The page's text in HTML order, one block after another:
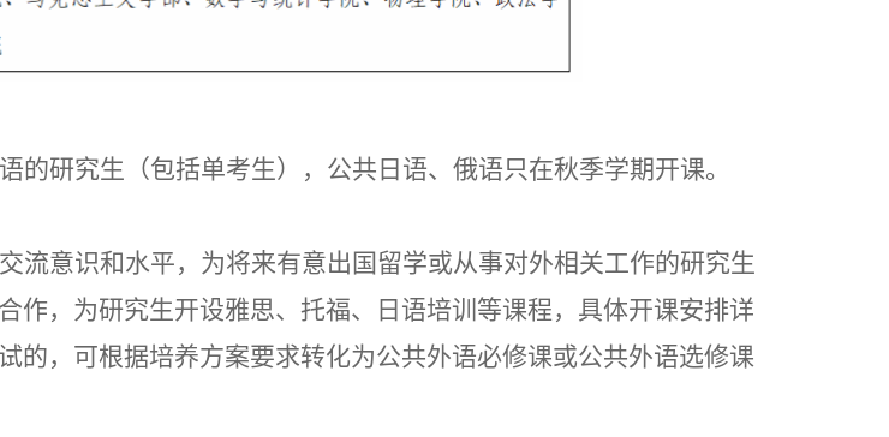
研究生（包括单考生），公共日语、俄语只在秋季学期开课。
流意识和水平，为将来有意出国留学或从事对外相关工作的研究生
作，为研究生开设雅思、托福、日语培训等课程，具体开课安排详
的，可根据培养方案要求转化为公共外语必修课或公共外语选修课